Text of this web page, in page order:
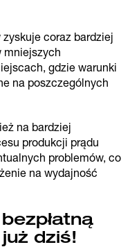
coraz bardziej
mniejszych
gdzie warunki
na poszczególnych
na bardziej
produkcji prądu
problemów, co
na wydajność
dziś!